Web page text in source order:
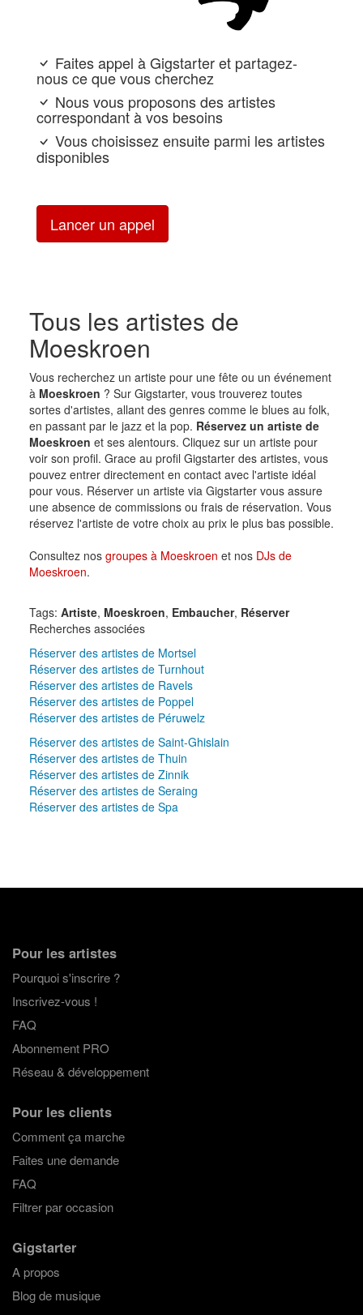
Faites appel à Gigstarter et partagez-
nous ce que vous cherchez
Nous vous proposons des artistes
correspondant à vos besoins
Vous choisissez ensuite parmi les artistes
disponibles
Lancer un appel
Tous les artistes de
Moeskroen
Vous recherchez un artiste pour une fête ou un événement
à Moeskroen ? Sur Gigstarter, vous trouverez toutes
sortes d'artistes, allant des genres comme le blues au folk,
en passant par le jazz et la pop. Réservez un artiste de
Moeskroen et ses alentours. Cliquez sur un artiste pour
voir son profil. Grace au profil Gigstarter des artistes, vous
pouvez entrer directement en contact avec l'artiste idéal
pour vous. Réserver un artiste via Gigstarter vous assure
une absence de commissions ou frais de réservation. Vous
réservez l'artiste de votre choix au prix le plus bas possible.
Consultez nos groupes à Moeskroen et nos DJs de
Moeskroen.
Tags: Artiste, Moeskroen, Embaucher, Réserver
Recherches associées
Réserver des artistes de Mortsel
Réserver des artistes de Turnhout
Réserver des artistes de Ravels
Réserver des artistes de Poppel
Réserver des artistes de Péruwelz
Réserver des artistes de Saint-Ghislain
Réserver des artistes de Thuin
Réserver des artistes de Zinnik
Réserver des artistes de Seraing
Réserver des artistes de Spa
Pour les artistes
Pourquoi s'inscrire ?
Inscrivez-vous !
FAQ
Abonnement PRO
Réseau & développement
Pour les clients
Comment ça marche
Faites une demande
FAQ
Filtrer par occasion
Gigstarter
A propos
Blog de musique